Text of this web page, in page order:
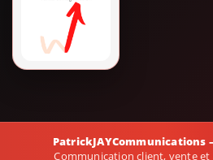
PatrickJAYCommunications
Communication client, vente